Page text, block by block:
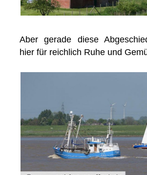
Aber gerade diese
hier für reichlich Ruhe und